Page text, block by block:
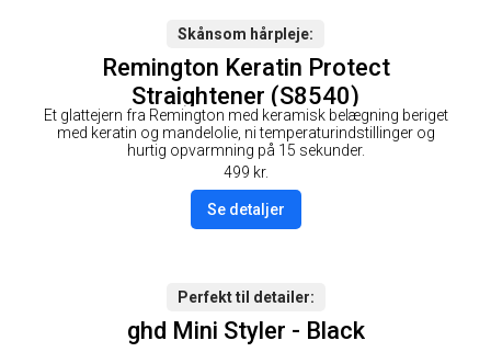
Skånsom hårpleje
Remington Keratin Protect
Straightener (S8540)
Et glattejern fra Remington med keramisk belægning beriget
med keratin og mandelolie, ni temperaturindstillinger og
hurtig opvarmning på 15 sekunder.
499 kr.
Se detaljer
Perfekt til detailer
ghd Mini Styler - Black